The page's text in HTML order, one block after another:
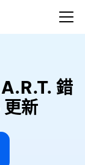
錯
新